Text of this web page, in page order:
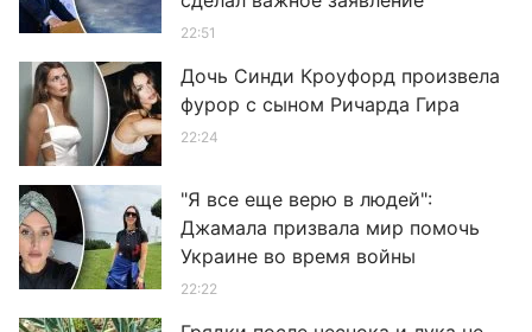
22:51
Дочь Синди Кроуфорд произвела
фурор с сыном Ричарда Гира
22:24
"Я все еще верю в людей":
Джамала призвала мир помочь
Украине во время войны
22:22